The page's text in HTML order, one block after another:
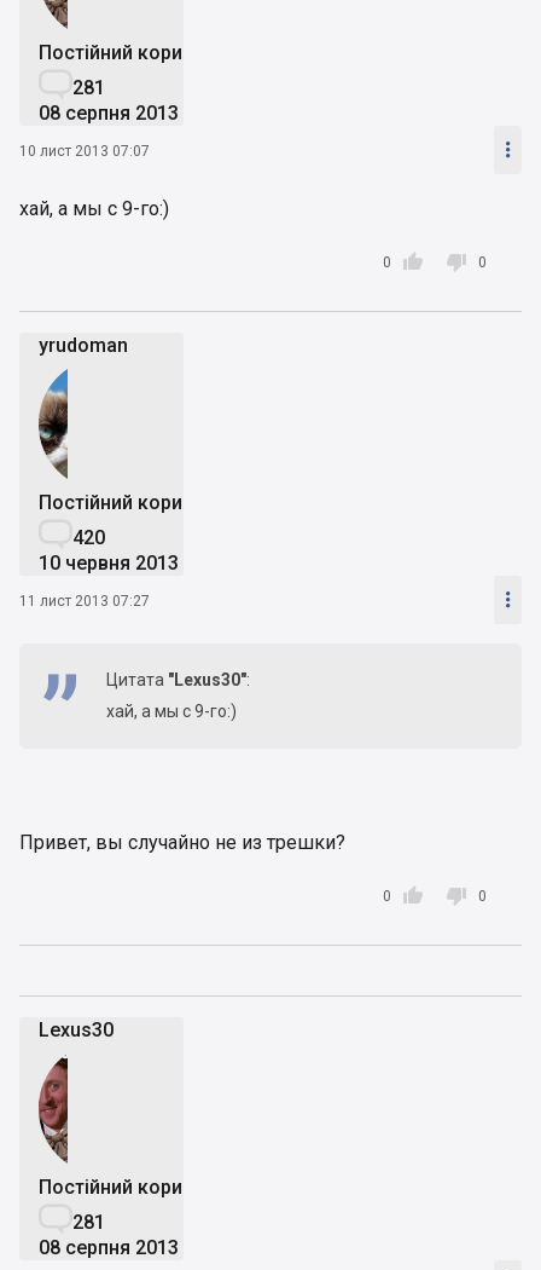
Постійний користувач
281
08 серпня 2013
10 лист 2013 07:07 
хай, а мы с 9-го:)

0  0
yrudoman
Постійний користувач
420
10 червня 2013
11 лист 2013 07:27 
Цитата "Lexus30":
хай, а мы с 9-го:)
Привет, вы случайно не из трешки?

0  0
Lexus30
Постійний користувач
281
08 серпня 2013